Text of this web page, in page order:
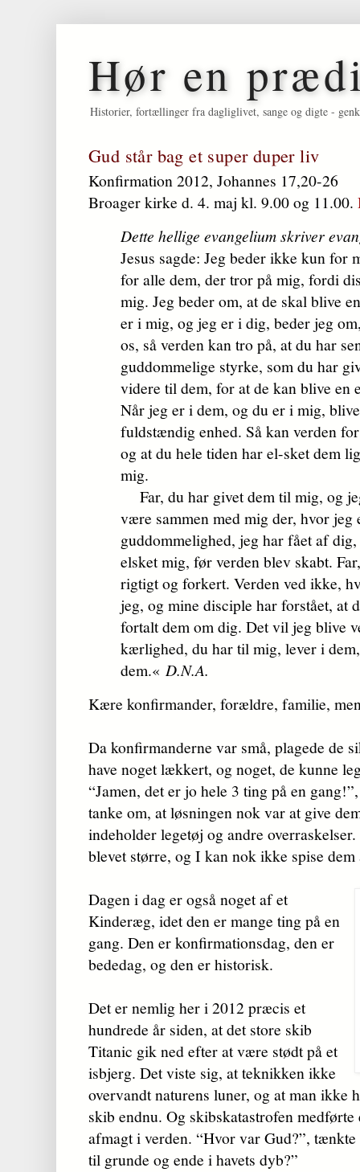
Hør en
Historier, fortællinger fra dagliglivet, sange og digte -
Gud står bag et super duper liv
Konfirmation 2012, Johannes 17,20-26
Broager kirke d. 4. maj kl. 9.00 og 11.00.
Dette hellige evangelium skriver
Jesus sagde: Jeg beder ikke kun for
for alle dem, der tror på mig, fordi
mig. Jeg beder om, at de skal blive
er i mig, og jeg er i dig, beder jeg
os, så verden kan tro på, at du har
guddommelige styrke, som du har
videre til dem, for at de kan blive en
Når jeg er i dem, og du er i mig,
fuldstændig enhed. Så kan verden
og at du hele tiden har el-sket dem
mig.
Far, du har givet dem til mig, og
være sammen med mig der, hvor jeg
guddommelighed, jeg har fået af
elsket mig, før verden blev skabt.
rigtigt og forkert. Verden ved ikke,
jeg, og mine disciple har forstået, at
fortalt dem om dig. Det vil jeg blive
kærlighed, du har til mig, lever i
dem.« D.N.A.
Kære konfirmander, forældre, familie,
Da konfirmanderne var små, plagede de
have noget lækkert, og noget, de kunne
“Jamen, det er jo hele 3 ting på en
tanke om, at løsningen nok var at give
indeholder legetøj og andre
blevet større, og I kan nok ikke spise
Dagen i dag er også noget af et
Kinderæg, idet den er mange ting på en
gang. Den er konfirmationsdag, den er
bededag, og den er historisk.
Det er nemlig her i 2012 præcis et
hundrede år siden, at det store skib
Titanic gik ned efter at være stødt på et
isbjerg. Det viste sig, at teknikken ikke
overvandt naturens luner, og at man ikke
skib endnu. Og skibskatastrofen
afmagt i verden. “Hvor var Gud?”,
til grunde og ende i havets dyb?”